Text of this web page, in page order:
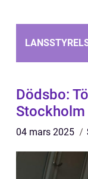
Dödsbo:
Stockholm
04 mars 2025